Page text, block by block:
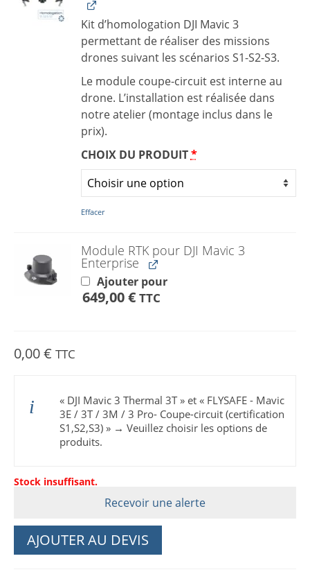
Kit d’homologation DJI Mavic 3
permettant de réaliser des missions
drones suivant les scénarios S1-S2-S3.
Le module coupe-circuit est interne au
drone. L’installation est réalisée dans
notre atelier (montage inclus dans le
prix).
CHOIX DU PRODUIT*
Effacer
Module RTK pour DJI Mavic 3
Enterprise
Ajouter pour
649,00€ TTC
0,00€ TTC
« DJI Mavic 3 Thermal 3T » et « FLYSAFE - Mavic
3E / 3T / 3M / 3 Pro- Coupe-circuit (certification
S1,S2,S3) » → Veuillez choisir les options de
produits.
Stock insuffisant.
Recevoir une alerte
AJOUTER AU DEVIS